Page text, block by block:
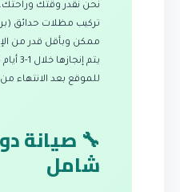
نحن نقدر وقتك
تركيب مظلات حدائق
ممكن وبأقل قدر من
يتم
للموقع بعد الانتهاء
🔧 صيانة
شامل